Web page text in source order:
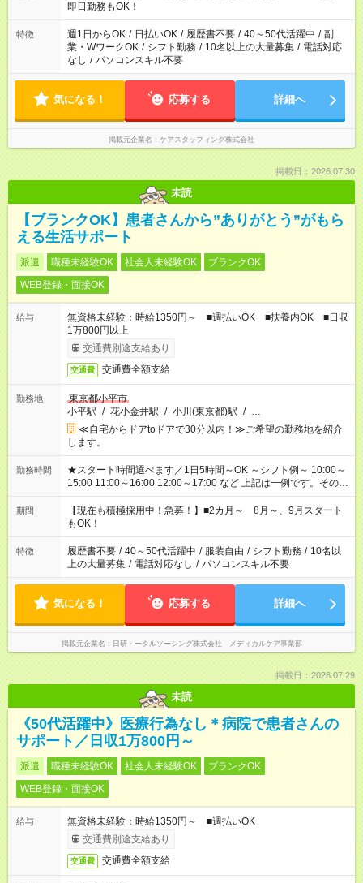
即日勤務もOK！
特徴 週1日からOK / 日払いOK / 履歴書不要 / 40～50代活躍中 / 副
業・WワークOK / シフト勤務 / 10名以上の大量募集 / 電話対応
なし / パソコンスキル不要
気になる！ 応募する 詳細へ
掲載元企業名 ケアスタッフィング株式会社
掲載日：2026.07.30
未読
【ブランクOK】患者さんから”ありがとう”がもら
える生活サポート
派遣 職種未経験OK 社会人未経験OK
ブランクOK
WEB登録・面接OK
給与
無資格未経験：時給1350円～ ■週払いOK ■扶養内OK ■日収
1万800円以上
交通費別途支給あり
交通費 交通費全額支給
勤務地
東京都小平市
小平駅 / 花小金井駅 / 小川(東京都)駅 / …
≪自宅からドアtoドアで30分以内！≫ご希望の勤務地を紹介
します。
勤務時間
★スタート時間選べます／1日5時間～OK ～シフト例～ 10:00～
15:00 11:00～16:00 12:00～17:00 など 上記は一例です。その他
シフトもご相談ください。 ※Wワークの場合当社と合わせて法
定労働時間が週40時間を超えなければOKです。
期間
【現在も積極採用中！急募！】■2カ月～ 8月～、9月スタート
もOK！
特徴 履歴書不要 / 40～50代活躍中 / 服装自由 / シフト勤務 / 10名以
上の大量募集 / 電話対応なし / パソコンスキル不要
気になる！ 応募する 詳細へ
掲載元企業名 日研トータルソーシング株式会社 メディカルケア事業部
掲載日：2026.07.29
未読
《50代活躍中》医療行為なし＊病院で患者さんの
サポート／日収1万800円～
派遣 職種未経験OK 社会人未経験OK
ブランクOK
WEB登録・面接OK
給与
無資格未経験：時給1350円～ ■週払いOK
交通費別途支給あり
交通費 交通費全額支給